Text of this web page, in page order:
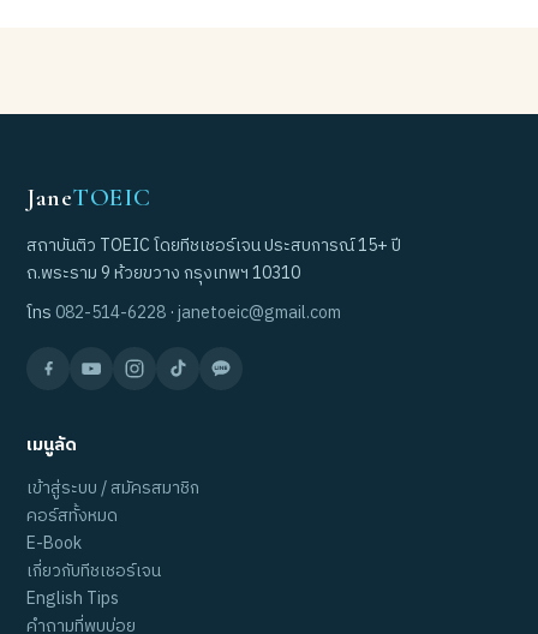
JaneTOEIC
สถาบันติว TOEIC โดยทีชเชอร์เจน ประสบการณ์ 15+ ปี
ถ.พระราม 9 ห้วยขวาง กรุงเทพฯ 10310
โทร 082-514-6228 ·janetoeic@gmail.com
เมนูลัด
เข้าสู่ระบบ / สมัครสมาชิก
คอร์สทั้งหมด
E-Book
เกี่ยวกับทีชเชอร์เจน
English Tips
คำถามที่พบบ่อย